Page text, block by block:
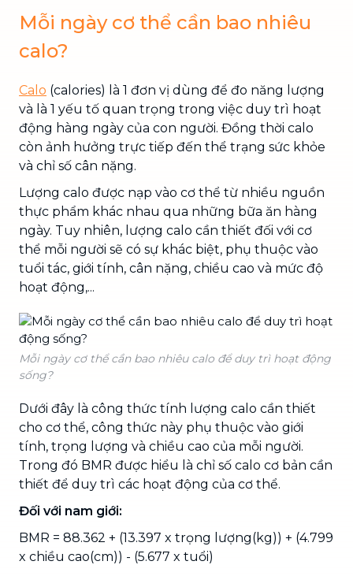
Mỗi ngày cơ thể cần bao nhiêu
calo?
Calo (calories) là 1 đơn vị dùng để đo năng lượng
và là 1 yếu tố quan trọng trong việc duy trì hoạt
động hàng ngày của con người. Đồng thời calo
còn ảnh hưởng trực tiếp đến thể trạng sức khỏe
và chỉ số cân nặng.
Lượng calo được nạp vào cơ thể từ nhiều nguồn
thực phẩm khác nhau qua những bữa ăn hàng
ngày. Tuy nhiên, lượng calo cần thiết đối với cơ
thể mỗi người sẽ có sự khác biệt, phụ thuộc vào
tuổi tác, giới tính, cân nặng, chiều cao và mức độ
hoạt động,...
Mỗi ngày cơ thể cần bao nhiêu calo để duy trì hoạt động
sống?
Dưới đây là công thức tính lượng calo cần thiết
cho cơ thể, công thức này phụ thuộc vào giới
tính, trọng lượng và chiều cao của mỗi người.
Trong đó BMR được hiểu là chỉ số calo cơ bản cần
thiết để duy trì các hoạt động của cơ thể.
Đối với nam giới:
BMR = 88.362 + (13.397 x trọng lượng(kg)) + (4.799
x chiều cao(cm)) - (5.677 x tuổi)